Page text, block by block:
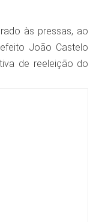
às pressas, ao
João Castelo
de reeleição do